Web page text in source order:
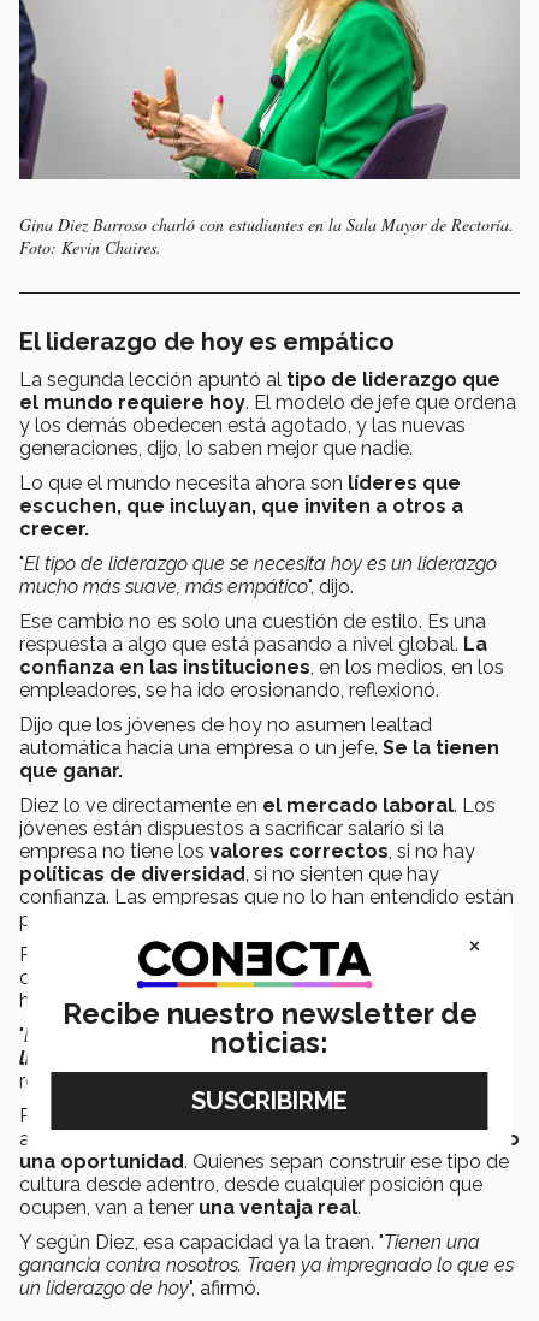
Gina Diez Barroso charló con estudiantes en la Sala Mayor de Rectoría.
Foto: Kevin Chaires.
El liderazgo de hoy es empático
La segunda lección apuntó al tipo de liderazgo que
el mundo requiere hoy. El modelo de jefe que ordena
y los demás obedecen está agotado, y las nuevas
generaciones, dijo, lo saben mejor que nadie.
Lo que el mundo necesita ahora son líderes que
escuchen, que incluyan, que inviten a otros a
crecer.
"El tipo de liderazgo que se necesita hoy es un liderazgo
mucho más suave, más empático", dijo.
Ese cambio no es solo una cuestión de estilo. Es una
respuesta a algo que está pasando a nivel global. La
confianza en las instituciones , en los medios, en los
empleadores, se ha ido erosionando, reflexionó.
Dijo que los jóvenes de hoy no asumen lealtad
automática hacia una empresa o un jefe. Se la tienen
que ganar.
Diez lo ve directamente en el mercado laboral. Los
jóvenes están dispuestos a sacrificar salario si la
empresa no tiene los valores correctos , si no hay
políticas de diversidad , si no sienten que hay
confianza. Las empresas que no lo han entendido están
perdiendo a su mejor talento.
Por su parte, Murra afirmó que ser técnicamente
competente ya no es suficiente para las empresas de
hoy.
"Es necesario también
desarrollar competencias de
liderazgo, de trabajo en equipo y de empatía
rector. "
Para los egresados del Tec que están a punto de entrar
al mercado laboral, eso representa tanto
un reto como
una oportunidad. Quienes sepan construir ese tipo de
cultura desde adentro, desde cualquier posición que
ocupen, van a tener una ventaja real.
Y según Diez, esa capacidad ya la traen. "Tienen una
ganancia contra nosotros. Traen ya impregnado lo que es
un liderazgo de hoy", afirmó.
×
Recibe nuestro newsletter de
noticias: